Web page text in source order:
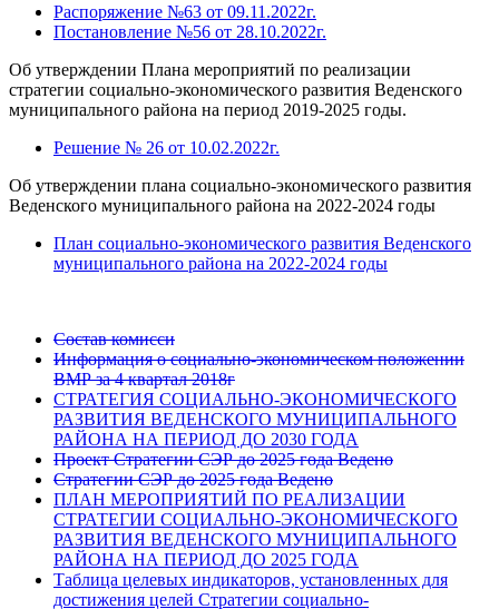
Распоряжение №63 от 09.11.2022г.
Постановление №56 от 28.10.2022г.
Об утверждении Плана мероприятий по реализации
стратегии социально-экономического развития Веденского
муниципального района на период 2019-2025 годы.
Решение № 26 от 10.02.2022г.
Об утверждении плана социально-экономического развития
Веденского муниципального района на 2022-2024 годы
План социально-экономического развития Веденского
муниципального района на 2022-2024 годы
Состав комисси
Информация о социально-экономическом положении
ВМР за 4 квартал 2018г
СТРАТЕГИЯ СОЦИАЛЬНО-ЭКОНОМИЧЕСКОГО
РАЗВИТИЯ ВЕДЕНСКОГО МУНИЦИПАЛЬНОГО
РАЙОНА НА ПЕРИОД ДО 2030 ГОДА
Проект Стратегии СЭР до 2025 года Ведено
Стратегии СЭР до 2025 года Ведено
ПЛАН МЕРОПРИЯТИЙ ПО РЕАЛИЗАЦИИ
СТРАТЕГИИ СОЦИАЛЬНО-ЭКОНОМИЧЕСКОГО
РАЗВИТИЯ ВЕДЕНСКОГО МУНИЦИПАЛЬНОГО
РАЙОНА НА ПЕРИОД ДО 2025 ГОДА
Таблица целевых индикаторов, установленных для
достижения целей Стратегии социально-